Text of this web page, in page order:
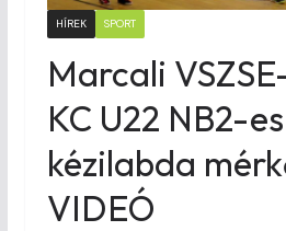
HÍREK SPORT
Marcali
KC U22 NB2-
kézilabda
VIDEÓ